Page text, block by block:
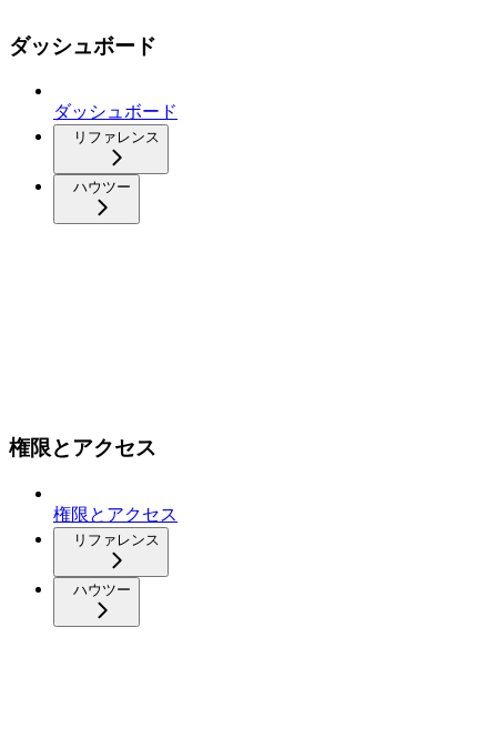
ダッシュボード
ダッシュボード
リファレンス
ハウツー
権限とアクセス
権限とアクセス
リファレンス
ハウツー